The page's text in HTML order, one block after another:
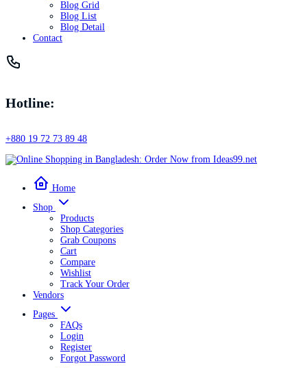
Blog Grid
Blog List
Blog Detail
Contact
Hotline:
+880 19 72 73 89 48
Home
Shop
Products
Shop Categories
Grab Coupons
Cart
Compare
Wishlist
Track Your Order
Vendors
Pages
FAQs
Login
Register
Forgot Password